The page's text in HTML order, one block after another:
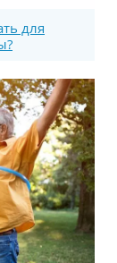
для